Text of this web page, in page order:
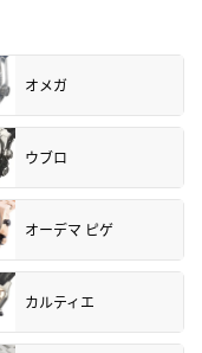
オメガ
ウブロ
オーデマ ピゲ
カルティエ